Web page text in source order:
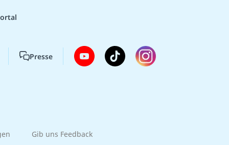
Presse
Gib uns Feedback